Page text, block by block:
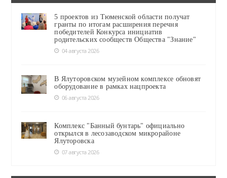
5 проектов из Тюменской области получат
гранты по итогам расширения перечня
победителей Конкурса инициатив
родительских сообществ Общества "Знание"
04 августа 2026
В Ялуторовском музейном комплексе обновят
оборудование в рамках нацпроекта
06 августа 2026
Комплекс "Банный бунтарь" официально
открылся в лесозаводском микрорайоне
Ялуторовска
07 августа 2026